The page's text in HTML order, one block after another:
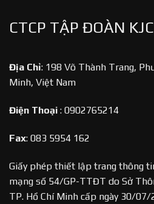
CTCP TẬP ĐOÀN KJC
Địa Chỉ: 198 Võ Thành Trang,
Minh, Việt Nam
Điện Thoại : 0902765214
Fax: 083 5954 162
Giấy phép thiết lập trang thông
mạng số 54/GP-TTĐT do Sở
TP. Hồ Chí Minh cấp ngày 30/07/